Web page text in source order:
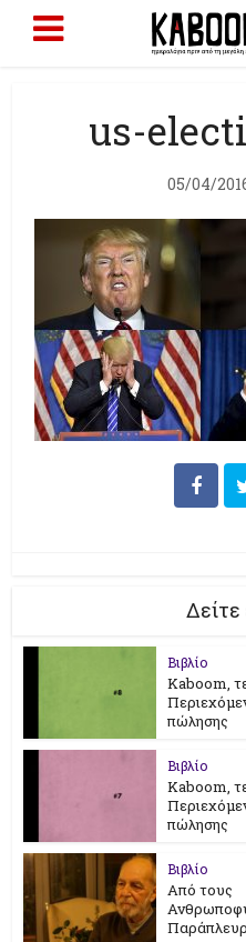
us-
05/04/
Δείτε
Βιβλίο
Kaboom,
πώλησης
Βιβλίο
Kaboom,
πώλησης
Βιβλίο
Από τους